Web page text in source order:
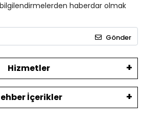
haberdar olmak
Gönder
Hizmetler
İçerikler